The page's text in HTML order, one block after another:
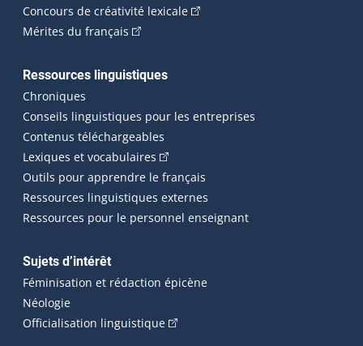
Concours de créativité lexicale(Cet hyperlien externe
Mérites du français (Cet hyperlien externe s'ouvrira dans une
Ressources linguistiques
Chroniques
Conseils linguistiques pour les entreprises
Contenus téléchargeables
Lexiques et vocabulaires (Cet hyperlien externe s'ouvrira
Outils pour apprendre le français
Ressources linguistiques externes
Ressources pour le personnel enseignant
Sujets d’intérêt
Féminisation et rédaction épicène
Néologie
Officialisation linguistique(Cet hyperlien externe s'ouvrira